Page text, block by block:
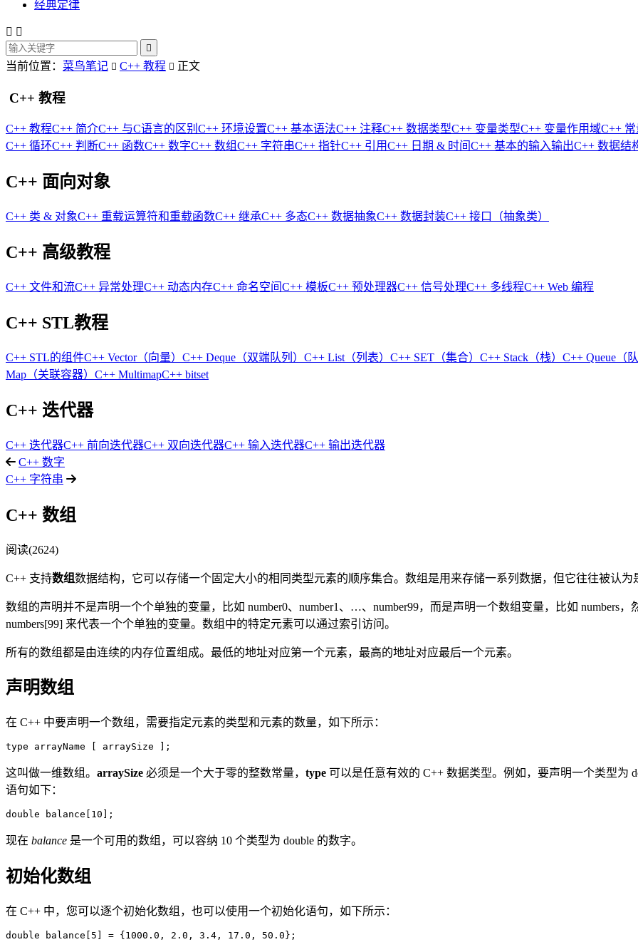
经典定律
 

当前位置： 菜鸟笔记  C++ 教程  正文
C++ 教程
C++ 教程C++ 简介C++ 与C语言的区别 C++ 环境设置C++ 基本语法C++ 注释C++ 数据类型C++ 变量类型C++ 变量作用域C++
C++ 循环C++ 判断C++ 函数C++ 数字C++ 数组C++ 字符串C++ 指针C++ 引用C++ 日期 & 时间C++ 基本的输入输出C++ 数据结
C++ 面向对象
C++ 类 & 对象C++ 重载运算符和重载函数C++ 继承C++ 多态C++ 数据抽象C++ 数据封装C++ 接口（抽象类）
C++ 高级教程
C++ 文件和流C++ 异常处理C++ 动态内存C++ 命名空间C++ 模板C++ 预处理器C++ 信号处理C++ 多线程C++ Web 编程
C++ STL教程
C++ STL的组件C++ Vector（向量） C++ Deque（双端队列） C++ List（列表） C++ SET（集合） C++ Stack（栈） C++ Queue（
Map（关联容器） C++ MultimapC++ bitset
C++ 迭代器
C++ 迭代器C++ 前向迭代器C++ 双向迭代器C++ 输入迭代器C++ 输出迭代器
C++ 数字
C++ 字符串
C++ 数组
阅读(2624)
C++ 支持数组数据结构，它可以存储一个固定大小的相同类型元素的顺序集合。数组是用来存储一系列数据，但它往往被认
数组的声明并不是声明一个个单独的变量，比如 number0、number1、…、number99，而是声明一个数组变量，比如 numbers，
numbers[99] 来代表一个个单独的变量。数组中的特定元素可以通过索引访问。
所有的数组都是由连续的内存位置组成。最低的地址对应第一个元素，最高的地址对应最后一个元素。
声明数组
在 C++ 中要声明一个数组，需要指定元素的类型和元素的数量，如下所示：
这叫做一维数组。 arraySize 必须是一个大于零的整数常量， type 可以是任意有效的 C++ 数据类型。例如，要声明一个类型为
语句如下：
现在 balance 是一个可用的数组，可以容纳 10 个类型为 double 的数字。
初始化数组
在 C++ 中，您可以逐个初始化数组，也可以使用一个初始化语句，如下所示：